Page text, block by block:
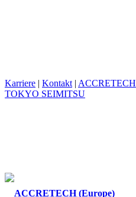
Karriere | Kontakt | ACCRETECH
TOKYO SEIMITSU